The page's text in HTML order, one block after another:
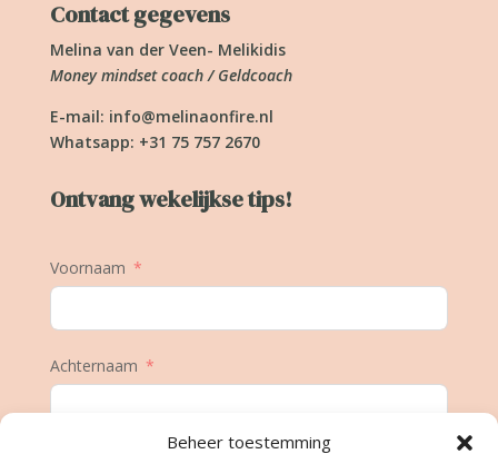
Beheer toestemming
Contact gegevens
Melina van der Veen- Melikidis
Money mindset coach / Geldcoach
E-mail: info@melinaonfire.nl
Whatsapp: +31 75 757 2670
Ontvang wekelijkse tips!
Voornaam
Achternaam